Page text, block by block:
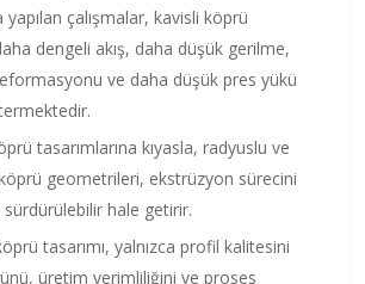
çalışmalar, kavisli köprü
dengeli akış, daha düşük gerilme,
ve daha düşük pres yükü
tasarımlarına kıyasla, radyuslu ve
geometrileri, ekstrüzyon sürecini
hale getirir.
tasarımı, yalnızca profil kalitesini
üretim verimliliğini ve proses